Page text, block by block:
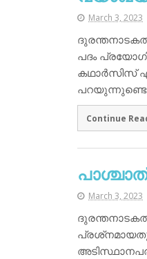
March 3, 2023
പദം
കഥാര്‍സിസ്
Continue
March 3, 2023